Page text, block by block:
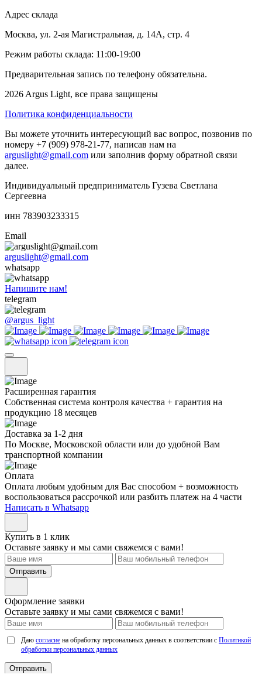
Адрес склада
Москва, ул. 2-ая Магистральная, д. 14А, стр. 4
Режим работы склада: 11:00-19:00
Предварительная запись по телефону обязательна.
2026 Argus Light, все права защищены
Политика конфиденциальности
Вы можете уточнить интересующий вас вопрос, позвонив по
номеру +7 (909) 978-21-77, написав нам на
arguslight@gmail.com или заполнив форму обратной связи
далее.
Индивидуальный предприниматель Гузева Светлана
Сергеевна
инн 783903233315
Email
arguslight@gmail.com
whatsapp
Напишите нам!
telegram
@argus_light
Расширенная гарантия
Собственная система контроля качества + гарантия на
продукцию 18 месяцев
Доставка за 1-2 дня
По Москве, Московской области или до удобной Вам
транспортной компании
Оплата
Оплата любым удобным для Вас способом + возможность
воспользоваться рассрочкой или разбить платеж на 4 части
Написать в Whatsapp
Купить в 1 клик
Оставьте заявку и мы сами свяжемся с вами!
Отправить
Оформление заявки
Оставьте заявку и мы сами свяжемся с вами!
Даю согласие на обработку персональных данных в соответствии с Политикой
обработки персональных данных
Отправить